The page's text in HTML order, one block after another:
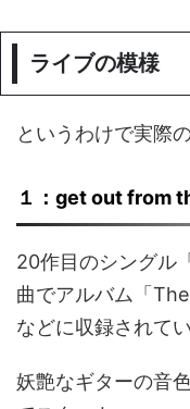
ライブの模様
というわけで実際
１：get out from
20作目のシングル
曲でアルバム「
などに収録されて
妖艶なギターの音